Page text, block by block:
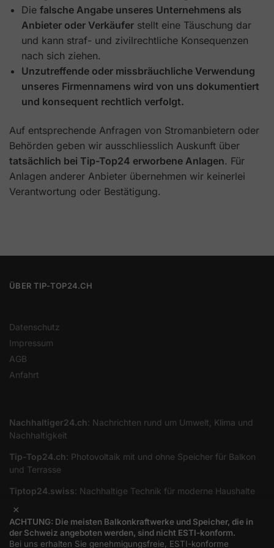
Die falsche Angabe unseres Unternehmens als
Anbieter oder Verkäufer stellt eine Täuschung dar
und kann straf- und zivilrechtliche Konsequenzen
nach sich ziehen.
Unzutreffende oder missbräuchliche Verwendung
unseres Firmennamens wird von uns dokumentiert
und konsequent rechtlich verfolgt.
Auf entsprechende Anfragen von Stromanbietern oder
Behörden geben wir ausschliesslich Auskunft über
tatsächlich bei Tip-Top24 erworbene Anlagen. Für
Anlagen anderer Anbieter übernehmen wir keinerlei
Verantwortung oder Bestätigung.
ÜBER TIP-TOP24.CH
Datenschutz
Impressum
AGB
Anfahrt
Nachhaltiger24.ch: Nachrichten rund um Umwelt, Klima und
Nachhaltigkeit
Tip-Top24.ch: Photovoltaik mit und ohne Speicher für Balkon
und Terrasse
Tiptop24.swiss: Nachhaltige Technik für moderne Haushalte
Zahlungsarten
×
ACHTUNG: Die meisten Balkonkraftwerke und Speicher, die in
der Schweiz angeboten werden, sind nicht ESTI-konform.
Bei uns erhalten Sie genehmigungsfreie, ESTI-konforme